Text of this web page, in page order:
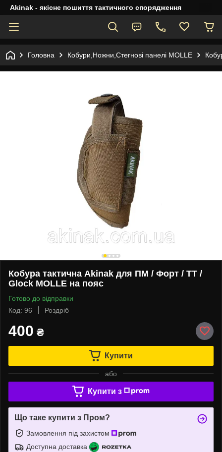
Akinak - якісне пошиття тактичного спорядження
Головна Кобури,Ножни,Стегнові панелі MOLLE
Кобура тактична Akinak для ПМ / Форт / ТТ /
Glock MOLLE на пояс
Готово до відправки
Код: 96
Роздріб
400 ₴
Купити
або
Купити з
Що таке купити з Пром?
Замовлення під захистом
Доступна доставка